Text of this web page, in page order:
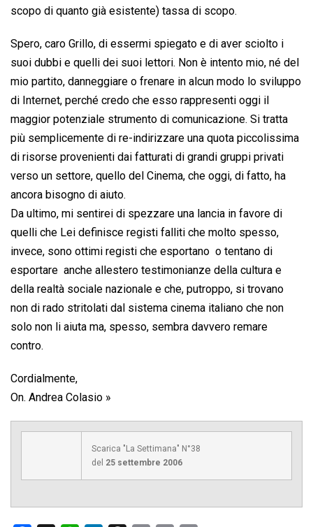
scopo di quanto già esistente) tassa di scopo.
Spero, caro Grillo, di essermi spiegato e di aver sciolto i
suoi dubbi e quelli dei suoi lettori. Non è intento mio, né del
mio partito, danneggiare o frenare in alcun modo lo sviluppo
di Internet, perché credo che esso rappresenti oggi il
maggior potenziale strumento di comunicazione. Si tratta
più semplicemente di re-indirizzare una quota piccolissima
di risorse provenienti dai fatturati di grandi gruppi privati
verso un settore, quello del Cinema, che oggi, di fatto, ha
ancora bisogno di aiuto.
Da ultimo, mi sentirei di spezzare una lancia in favore di
quelli che Lei definisce registi falliti che molto spesso,
invece, sono ottimi registi che esportano  o tentano di
esportare  anche allestero testimonianze della cultura e
della realtà sociale nazionale e che, putroppo, si trovano
non di rado stritolati dal sistema cinema italiano che non
solo non li aiuta ma, spesso, sembra davvero remare
contro.
Cordialmente,
On. Andrea Colasio »
Scarica "La Settimana" N°38
del 25 settembre 2006